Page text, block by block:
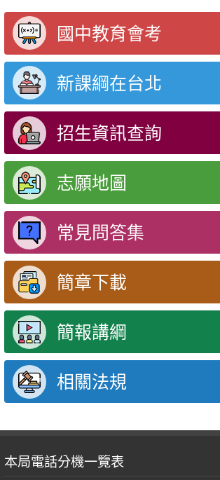
國中教育會考
新課綱在台北
招生資訊查詢
志願地圖
常見問答集
簡章下載
簡報講綱
相關法規
本局電話分機一覽表